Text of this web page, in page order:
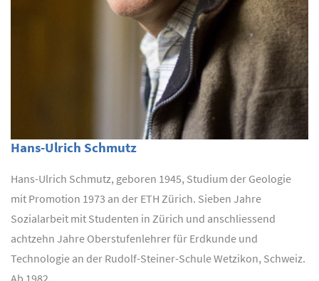
Hans-Ulrich Schmutz
Hans-Ulrich Schmutz, geboren 1945, Studium der Geologie
mit Promotion 1973 an der ETH Zürich. Sieben Jahre
Sozialarbeit mit Studenten in Zürich und anschliessend
achtzehn Jahre Oberstufenlehrer für Erdkunde und
Technologie an der Rudolf-Steiner-Schule Wetzikon, Schweiz.
Ab 1982...